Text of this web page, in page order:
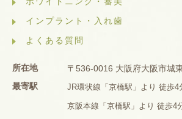
インプラント・入れ歯
よくある質問
所在地
〒536-0016 大阪府大阪市城
最寄駅
JR環状線「京橋駅」より 徒歩4
京阪本線「京橋駅」より 徒歩4